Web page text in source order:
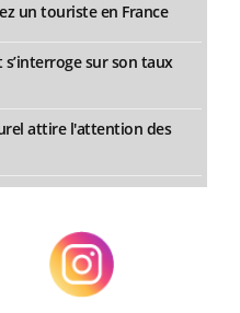
un touriste en France
sur son taux
attire l'attention des